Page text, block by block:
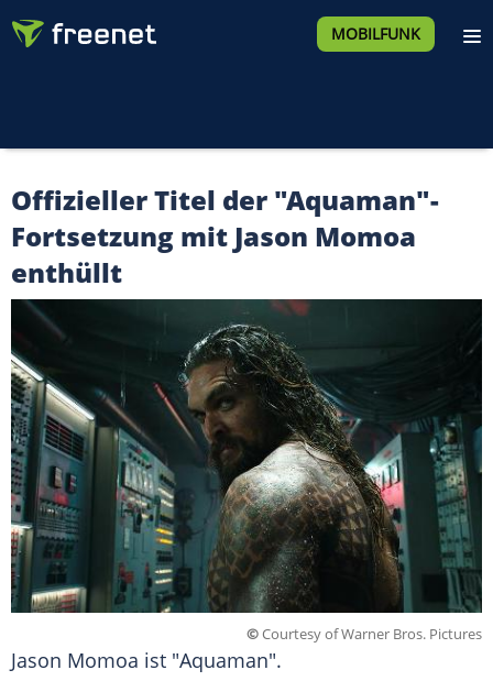
MOBILFUNK
Offizieller Titel der "Aquaman"-
Fortsetzung mit Jason Momoa
enthüllt
©Courtesy of Warner Bros. Pictures
Jason Momoa ist "Aquaman".